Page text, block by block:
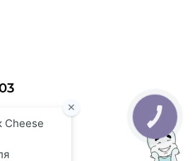
137г
КНОПКА
ЗВ'ЯЗКУ